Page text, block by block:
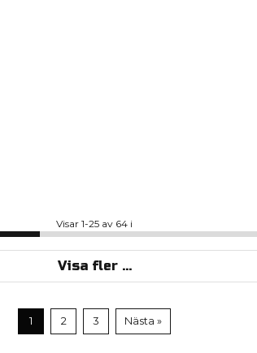
Visar 1-25 av 64 i
Visa fler ...
1 2 3 Nästa »